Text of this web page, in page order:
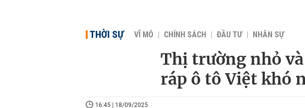
THỜI SỰ VĨ MÔ CHÍNH SÁCH ĐẦU TƯ NHÂN SỰ
Thị trường nhỏ
ráp ô tô Việt khó
16:45 | 18/09/2025